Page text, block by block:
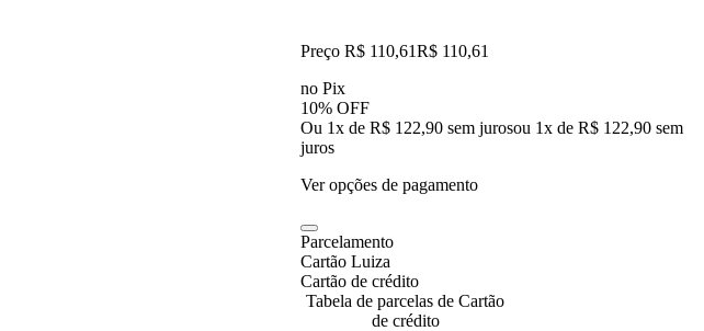
Preço R$ 110,61R$ 110,61
no Pix
10% OFF
Ou 1x de R$ 122,90 sem jurosou 1x de R$ 122,90 sem
juros
Ver opções de pagamento
Parcelamento
Cartão Luiza
Cartão de crédito
Tabela de parcelas de Cartão
de crédito